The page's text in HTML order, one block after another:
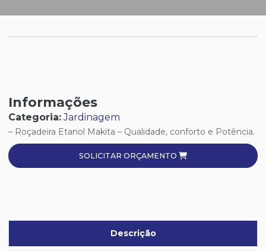
Informações
Categoria: Jardinagem
– Roçadeira Etanol Makita – Qualidade, conforto e Potência.
SOLICITAR ORÇAMENTO
Descrição